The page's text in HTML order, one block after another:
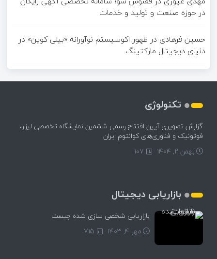
در حوزه صنعت و تولید و خدمات
حسین فرهادی در ظهور اکوسیستم نوآورانه «بیلی کوین» در
دنیای دیجیتال مارکتینگ
تکنولوژی
گزارش تصویری آیین افتتاح رسمی ششمین نمایشگاه تخصصی لیزر،
فوتونیک و فناوری‌های کوانتوم ایران
بهمن ۲, ۱۴۰۴
107
بازاریابی دیجیتال
بازاریابی شخصی سازی شده چیست
مهر ۴, ۱۴۰۳
715